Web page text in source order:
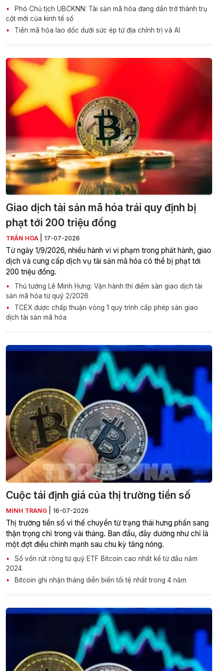
Phó Chủ tịch UBCKNN: Tài sản mã hóa đang dần trở thành trụ
cột mới của kinh tế số
Tiền mã hóa lao dốc dưới sức ép từ địa chính trị và AI
Giao dịch tài sản mã hóa trái quy định bị
phạt tới 200 triệu đồng
TRẦN HÒA 17-07-2026
Từ ngày 1/9/2026, nhiều hành vi vi phạm trong phát hành, giao
dịch và cung cấp dịch vụ tài sản mã hóa có thể bị phạt tới
200 triệu đồng.
Thủ tướng Lê Minh Hưng: Vận hành thí điểm sàn giao dịch tài
sản mã hóa từ quý 2/2026
TCEX được chấp thuận vòng 1 quy trình cấp phép sàn giao
dịch tài sản mã hóa
Cuộc tái định giá của thị trường tiền số
MINH TRANG 16-07-2026
Thị trường tiền số vì thế chuyển từ trạng thái hưng phấn sang
thận trọng chỉ trong vài tháng. Ban đầu, đây dường như chỉ là
một đợt điều chỉnh mạnh sau chu kỳ tăng nóng.
Số vốn rút ròng từ quỹ ETF Bitcoin cao nhất kể từ đầu năm
2024
Bitcoin ghi nhận tháng diễn biến tồi tệ nhất trong 4 năm